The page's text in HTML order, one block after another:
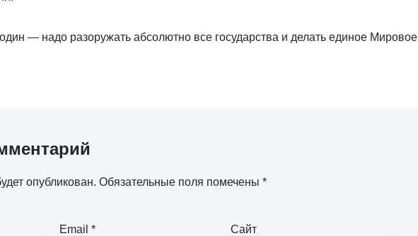
— надо разоружать абсолютно все государства и делать единое Мировое
опубликован. Обязательные поля помечены *
Email* Сайт